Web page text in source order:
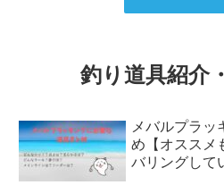
釣り道具紹介
メバルプラッ
め【オススメ
バリングして